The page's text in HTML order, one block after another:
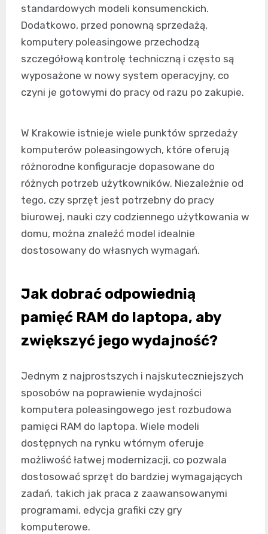
standardowych modeli konsumenckich.
Dodatkowo, przed ponowną sprzedażą,
komputery poleasingowe przechodzą
szczegółową kontrolę techniczną i często są
wyposażone w nowy system operacyjny, co
czyni je gotowymi do pracy od razu po zakupie.
W Krakowie istnieje wiele punktów sprzedaży
komputerów poleasingowych, które oferują
różnorodne konfiguracje dopasowane do
różnych potrzeb użytkowników. Niezależnie od
tego, czy sprzęt jest potrzebny do pracy
biurowej, nauki czy codziennego użytkowania w
domu, można znaleźć model idealnie
dostosowany do własnych wymagań.
Jak dobrać odpowiednią
pamięć RAM do laptopa, aby
zwiększyć jego wydajność?
Jednym z najprostszych i najskuteczniejszych
sposobów na poprawienie wydajności
komputera poleasingowego jest rozbudowa
pamięci RAM do laptopa. Wiele modeli
dostępnych na rynku wtórnym oferuje
możliwość łatwej modernizacji, co pozwala
dostosować sprzęt do bardziej wymagających
zadań, takich jak praca z zaawansowanymi
programami, edycja grafiki czy gry
komputerowe.